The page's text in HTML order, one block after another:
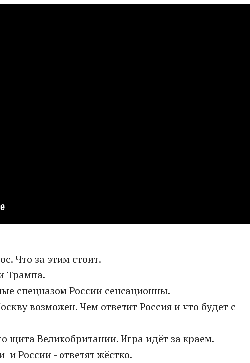
Что за этим стоит.
Трампа.
спецназом России сенсационны.
возможен. Чем ответит Россия и что будет с
щита Великобритании. Игра идёт за краем.
и России - ответят жёстко.